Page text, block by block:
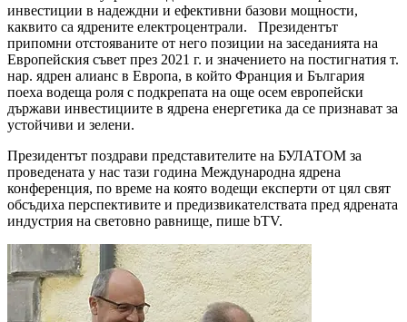
инвестиции в надеждни и ефективни базови мощности,
каквито са ядрените електроцентрали. Президентът
припомни отстояваните от него позиции на заседанията на
Европейския съвет през 2021 г. и значението на постигнатия т.
нар. ядрен алианс в Европа, в който Франция и България
поеха водеща роля с подкрепата на още осем европейски
държави инвестициите в ядрена енергетика да се признават за
устойчиви и зелени.
Президентът поздрави представителите на БУЛАТОМ за
проведената у нас тази година Международна ядрена
конференция, по време на която водещи експерти от цял свят
обсъдиха перспективите и предизвикателствата пред ядрената
индустрия на световно равнище, пише bTV.